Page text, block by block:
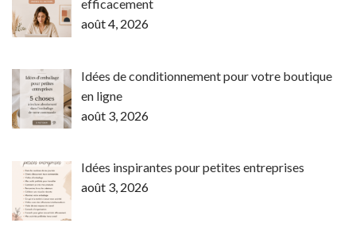
efficacement
août 4, 2026
Idées de conditionnement pour votre boutique
en ligne
août 3, 2026
Idées inspirantes pour petites entreprises
août 3, 2026